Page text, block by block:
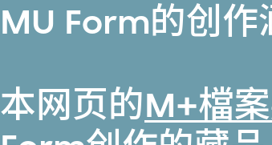
MU Form的创作
本网页的M+檔